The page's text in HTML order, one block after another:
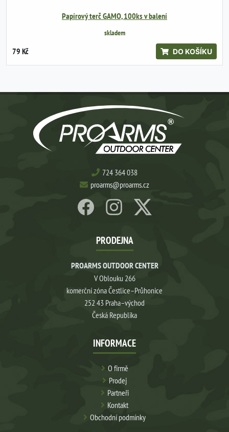
Papírový terč GAMO, 100ks v balení
skladem
79 Kč DO KOŠÍKU
724 364 038
proarms@proarms.cz
PRODEJNA
PROARMS OUTDOOR CENTER
V Oblouku 266
komerční zóna Čestlice–Průhonice
252 43 Praha–východ
Česká Republika
INFORMACE
O firmě
Prodej
Partneři
Kontakt
Obchodní podmínky